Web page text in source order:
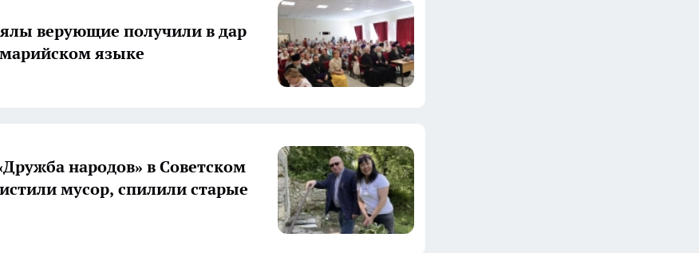
верующие получили в дар
языке
народов» в Советском
мусор, спилили старые